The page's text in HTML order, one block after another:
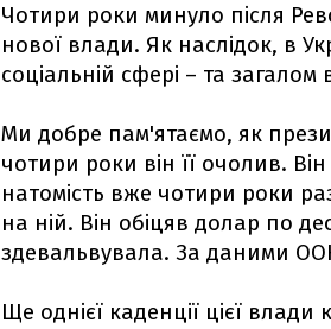
Чотири роки минуло після
нової влади. Як наслідок, в
соціальній сфері – та загалом
Ми добре пам'ятаємо, як
чотири роки він її очолив.
натомість вже чотири роки
на ній. Він обіцяв долар по
здевальвувала. За даними
Ще однієї каденції цієї